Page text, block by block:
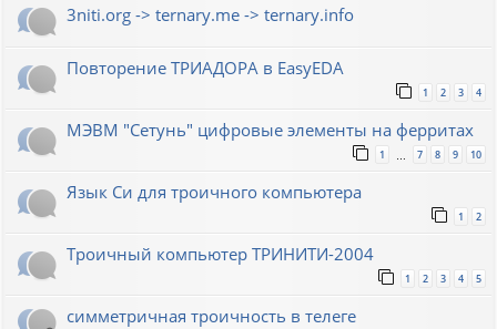
3niti.org -> ternary.me -> ternary.info
Повторение ТРИАДОРА в EasyEDA
1 2 3 4
МЭВМ "Сетунь" цифровые элементы на ферритах
1 … 7 8 9 10
Язык Си для троичного компьютера
1 2
Троичный компьютер ТРИНИТИ-2004
1 2 3 4 5
симметричная троичность в телеге